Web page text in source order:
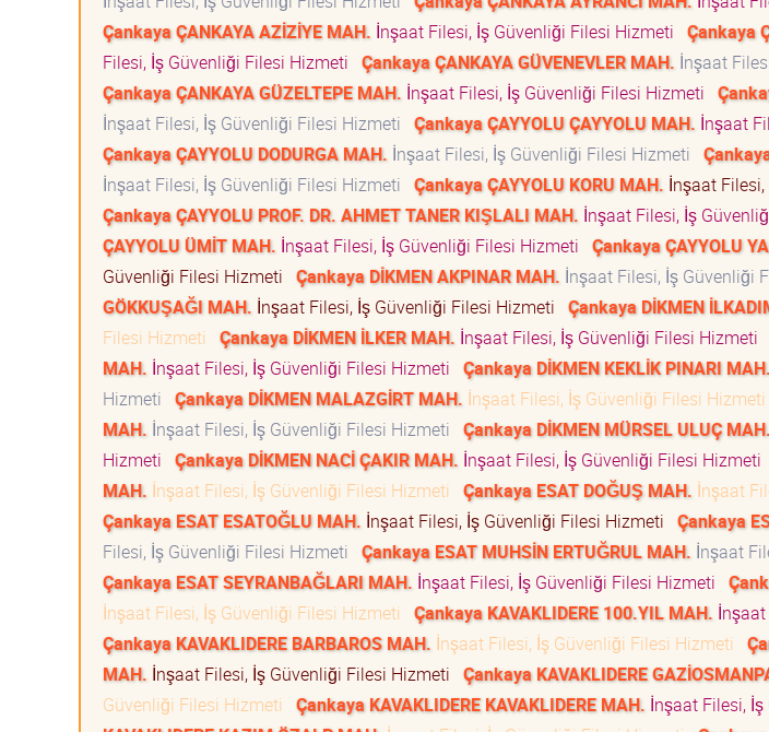
Çankaya ÇANKAYA AZİZİYE MAH. İnşaat Filesi, İş Güvenliği Filesi Hizmeti Çankaya
Filesi, İş Güvenliği Filesi Hizmeti Çankaya ÇANKAYA GÜVENEVLER MAH. İnşaat
Çankaya ÇANKAYA GÜZELTEPE MAH. İnşaat Filesi, İş Güvenliği Filesi Hizmeti
İnşaat Filesi, İş Güvenliği Filesi Hizmeti Çankaya ÇAYYOLU ÇAYYOLU MAH. İnşaat
Çankaya ÇAYYOLU DODURGA MAH. İnşaat Filesi, İş Güvenliği Filesi Hizmeti
İnşaat Filesi, İş Güvenliği Filesi Hizmeti Çankaya ÇAYYOLU KORU MAH. İnşaat
Çankaya ÇAYYOLU PROF. DR. AHMET TANER KIŞLALI MAH. İnşaat Filesi, İş
ÇAYYOLU ÜMİT MAH. İnşaat Filesi, İş Güvenliği Filesi Hizmeti Çankaya ÇAYYOLU
Güvenliği Filesi Hizmeti Çankaya DİKMEN AKPINAR MAH. İnşaat Filesi, İş Güvenliği
GÖKKUŞAĞI MAH. İnşaat Filesi, İş Güvenliği Filesi Hizmeti Çankaya DİKMEN
Filesi Hizmeti Çankaya DİKMEN İLKER MAH. İnşaat Filesi, İş Güvenliği Filesi Hizmeti
MAH. İnşaat Filesi, İş Güvenliği Filesi Hizmeti Çankaya DİKMEN KEKLİK PINARI MAH.
Hizmeti Çankaya DİKMEN MALAZGİRT MAH. İnşaat Filesi, İş Güvenliği Filesi Hizmeti
MAH. İnşaat Filesi, İş Güvenliği Filesi Hizmeti Çankaya DİKMEN MÜRSEL ULUÇ MAH.
Hizmeti Çankaya DİKMEN NACİ ÇAKIR MAH. İnşaat Filesi, İş Güvenliği Filesi Hizmeti
MAH. İnşaat Filesi, İş Güvenliği Filesi Hizmeti Çankaya ESAT DOĞUŞ MAH. İnşaat
Çankaya ESAT ESATOĞLU MAH. İnşaat Filesi, İş Güvenliği Filesi Hizmeti Çankaya
Filesi, İş Güvenliği Filesi Hizmeti Çankaya ESAT MUHSİN ERTUĞRUL MAH. İnşaat
Çankaya ESAT SEYRANBAĞLARI MAH. İnşaat Filesi, İş Güvenliği Filesi Hizmeti
İnşaat Filesi, İş Güvenliği Filesi Hizmeti Çankaya KAVAKLIDERE 100.YIL MAH.
Çankaya KAVAKLIDERE BARBAROS MAH. İnşaat Filesi, İş Güvenliği Filesi Hizmeti
MAH. İnşaat Filesi, İş Güvenliği Filesi Hizmeti Çankaya KAVAKLIDERE
Güvenliği Filesi Hizmeti Çankaya KAVAKLIDERE KAVAKLIDERE MAH. İnşaat Filesi,